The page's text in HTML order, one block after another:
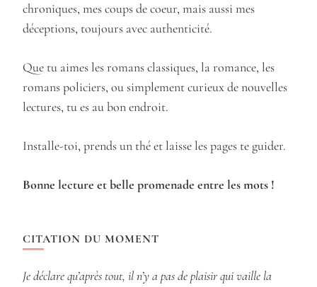
chroniques, mes coups de coeur, mais aussi mes
déceptions, toujours avec authenticité.
Que tu aimes les romans classiques, la romance, les
romans policiers, ou simplement curieux de nouvelles
lectures, tu es au bon endroit.
Installe-toi, prends un thé et laisse les pages te guider.
Bonne lecture et belle promenade entre les mots !
CITATION DU MOMENT
Je déclare qu’après tout, il n’y a pas de plaisir qui vaille la